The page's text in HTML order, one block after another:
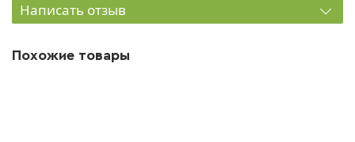
Написать отзыв
Похожие товары